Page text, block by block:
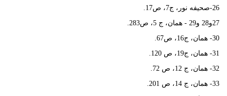
26-صحيفه نور، ج‏7، ص‏17.
27و28 و29 - همان، ج 5، ص‏283.
30- همان، ج‏16، ص‏67.
31- همان، ج‏19، ص 120.
32- همان، ج 12، ص 72.
33- همان، ج 14، ص 201.